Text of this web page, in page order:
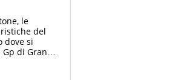
le
del
dove si
di Gran